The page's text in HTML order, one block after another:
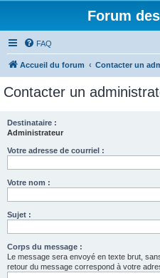
Forum
FAQ
Accueil du forum Contacter un
Contacter un
Destinataire :
Administrateur
Votre adresse de courriel :
Votre nom :
Sujet :
Corps du message :
Le message sera envoyé en texte brut,
retour du message correspond à votre